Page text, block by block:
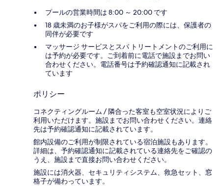
プールの営業時間は 8:00 ～ 20:00 です
18 歳未満のお子様がスパをご利用の際には、保護者の
同伴が必要です
マッサージ サービスとスパ トリートメントのご利用に
は予約が必要です。ご到着前に電話で施設までお問い
合わせください。電話番号は予約確認通知に記載され
ています
ポリシー
コネクティングルーム / 隣合った客室も空室状況によりご
利用いただけます。施設までお問い合わせください。連絡
先は予約確認通知に記載されています。
館内設備のご利用が制限されている宿泊施設もあります。
詳細は、予約確認通知に記載されている連絡先をご確認の
うえ、施設まで直接お問い合わせください。
施設には消火器、セキュリティシステム、救急セット、窓
格子が備わっています。